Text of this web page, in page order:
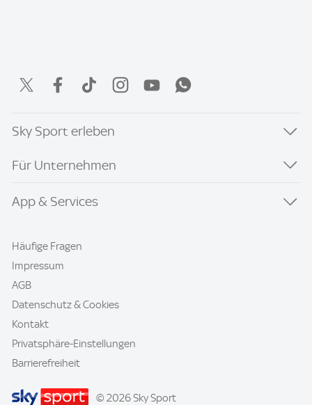
Sky Sport erleben
Für Unternehmen
App & Services
Häufige Fragen
Impressum
AGB
Datenschutz & Cookies
Kontakt
Privatsphäre-Einstellungen
Barrierefreiheit
© 2026 Sky Sport